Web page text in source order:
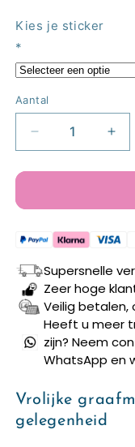
Kies je sticker
*
Aantal
Aantal
verlagen
voor
traktatie
rozijntjes
sticker
naar
keuze)
Supersnelle
Zeer hoge
Veilig betalen,
Heeft u meer
zijn? Neem
WhatsApp en
Vrolijke
gelegenheid